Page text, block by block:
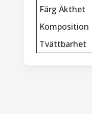
Färg Äkthet
Komposition
Tvättbarhet